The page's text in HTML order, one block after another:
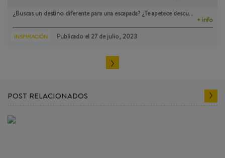
¿Buscas un destino diferente para una escapada? ¿Te apetece descu…
+ info
INSPIRACIÓN Publicado el 27 de julio, 2023
POST RELACIONADOS